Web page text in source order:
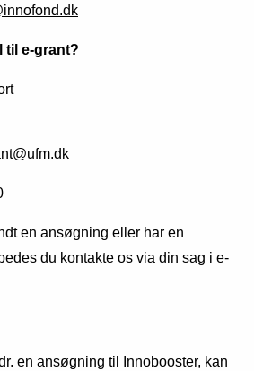
til e-grant?
en ansøgning eller har en
du kontakte os via din sag i e-
en ansøgning til Innobooster, kan